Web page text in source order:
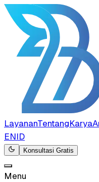
LayananTentangKarya
ENID
Konsultasi Gratis
Menu